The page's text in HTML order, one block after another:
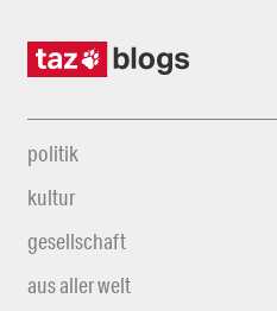
politik
kultur
gesellschaft
aus aller welt